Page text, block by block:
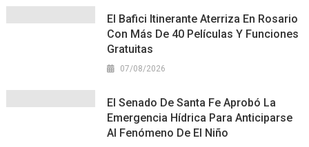
El Bafici Itinerante Aterriza En Rosario
Con Más De 40 Películas Y Funciones
Gratuitas
07/08/2026
El Senado De Santa Fe Aprobó La
Emergencia Hídrica Para Anticiparse
Al Fenómeno De El Niño